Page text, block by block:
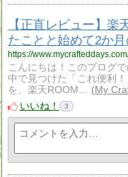
【正直レビュー】楽
たことと始めて2か
こんにちは！このブログ
中で見つけた「これ便利！
を、楽天ROOM…
My
いいね！
3